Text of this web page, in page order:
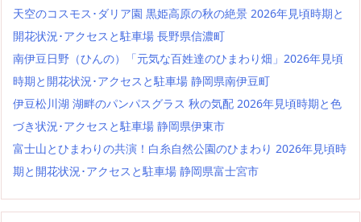
天空のコスモス･ダリア園 黒姫高原の秋の絶景 2026年見頃時期と
開花状況･アクセスと駐車場 長野県信濃町
南伊豆日野（ひんの）「元気な百姓達のひまわり畑」2026年見頃
時期と開花状況･アクセスと駐車場 静岡県南伊豆町
伊豆松川湖 湖畔のパンパスグラス 秋の気配 2026年見頃時期と色
づき状況･アクセスと駐車場 静岡県伊東市
富士山とひまわりの共演！白糸自然公園のひまわり 2026年見頃時
期と開花状況･アクセスと駐車場 静岡県富士宮市